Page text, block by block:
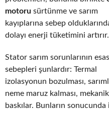
motoru sürtünme ve sarım
kayıplarına sebep
dolayı enerji tüketimini artırır.
Stator sarım sorunlarının esas
sebepleri şunlardır: Termal
izolasyonun bozulması,
neme maruz kalması, mekanik
baskılar. Bunların